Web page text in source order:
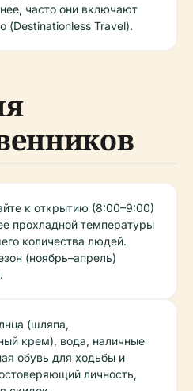
часто они включают
(Destinationless Travel).
к открытию (8:00–9:00)
прохладной температуры
количества людей.
(ноябрь–апрель)
(шляпа,
крем), вода, наличные
обувь для ходьбы и
личность,